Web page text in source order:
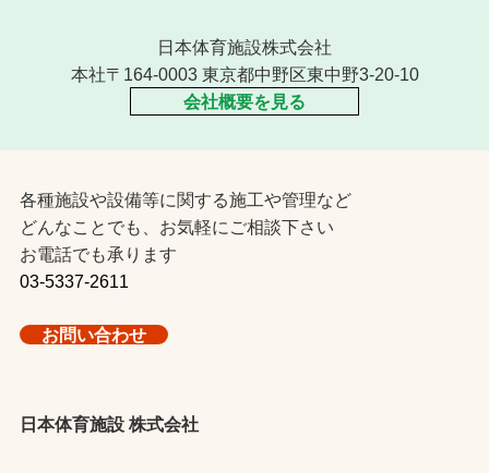
日本体育施設株式会社
本社〒164-0003 東京都中野区東中野3-20-10
会社概要を見る
各種施設や設備等に関する施工や管理など
どんなことでも、お気軽にご相談下さい
お電話でも承ります
03-5337-2611
お問い合わせ
日本体育施設 株式会社